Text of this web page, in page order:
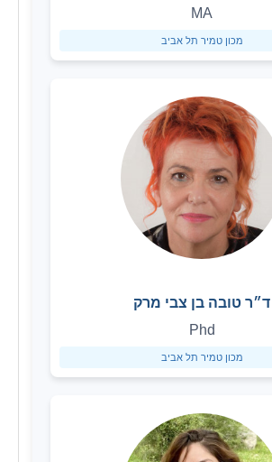
MA
מכון טמיר תל אביב
ד״ר טובה בן צבי מרק
Phd
מכון טמיר תל אביב